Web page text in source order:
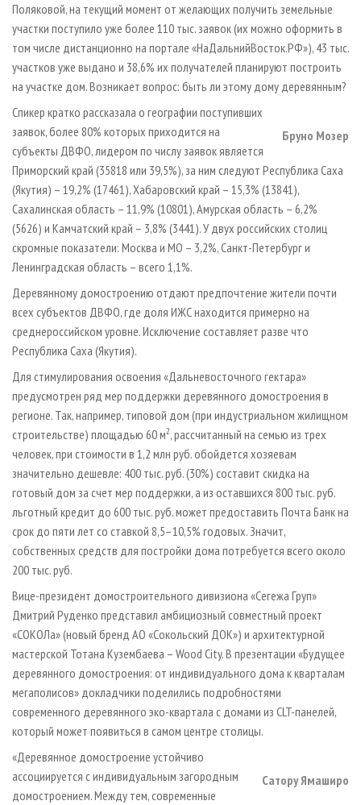
Поляковой, на текущий момент от желающих получить земельные
участки поступило уже более 110 тыс. заявок (их можно оформить в
том числе дистанционно на портале «НаДальнийВосток.РФ»), 43 тыс.
участков уже выдано и 38,6% их получателей планируют построить
на участке дом. Возникает вопрос: быть ли этому дому деревянным?
Бруно Мозер
Спикер кратко рассказала о географии поступивших
заявок, более 80% которых приходится на
субъекты ДВФО, лидером по числу заявок является
Приморский край (35818 или 39,5%), за ним следуют Республика Саха
(Якутия) – 19,2% (17461), Хабаровский край – 15,3% (13841),
Сахалинская область – 11,9% (10801), Амурская область – 6,2%
(5626) и Камчатский край – 3,8% (3441). У двух российских столиц
скромные показатели: Москва и МО – 3,2%, Санкт-Петербург и
Ленинградская область – всего 1,1%.
Деревянному домостроению отдают предпочтение жители почти
всех субъектов ДВФО, где доля ИЖС находится примерно на
среднероссийском уровне. Исключение составляет разве что
Республика Саха (Якутия).
Для стимулирования освоения «Дальневосточного гектара»
предусмотрен ряд мер поддержки деревянного домостроения в
регионе. Так, например, типовой дом (при индустриальном жилищном
строительстве) площадью 60 м2, рассчитанный на семью из трех
человек, при стоимости в 1,2 млн руб. обойдется хозяевам
значительно дешевле: 400 тыс. руб. (30%) составит скидка на
готовый дом за счет мер поддержки, а из оставшихся 800 тыс. руб.
льготный кредит до 600 тыс. руб. может предоставить Почта Банк на
срок до пяти лет со ставкой 8,5–10,5% годовых. Значит,
собственных средств для постройки дома потребуется всего около
200 тыс. руб.
Вице-президент домостроительного дивизиона «Сегежа Груп»
Дмитрий Руденко представил амбициозный совместный проект
«СОКОЛа» (новый бренд АО «Сокольский ДОК») и архитектурной
мастерской Тотана Кузембаева – Wood City. В презентации «Будущее
деревянного домостроения: от индивидуального дома к кварталам
мегаполисов» докладчики поделились подробностями
современного деревянного эко-квартала с домами из CLT-панелей,
который может появиться в самом центре столицы.
Сатору Ямаширо
«Деревянное домостроение устойчиво
ассоциируется с индивидуальным загородным
домостроением. Между тем, современные